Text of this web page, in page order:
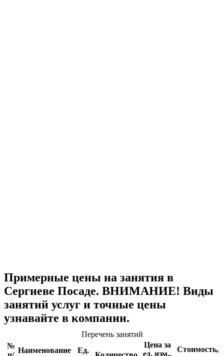
Примерные цены на занятия в
Сергиеве Посаде. ВНИМАНИЕ! Виды
занятий услуг и точные цены
узнавайте в компании.
Перечень занятий
№
Наименование
Ед.
Цена за
ед. изм.,
Стоимость,